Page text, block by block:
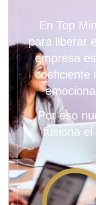
En Top
para liberar
empresa
coeficiente
Por eso
fusiona el